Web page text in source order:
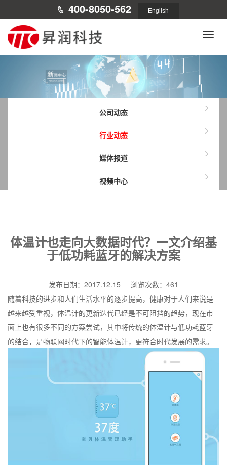
400-8050-562 English
Toggle
公司动态
行业动态
媒体报道
视频中心
体温计也走向大数据时代？一文介绍基
于低功耗蓝牙的解决方案
发布日期：2017.12.15 浏览次数：461
随着科技的进步和人们生活水平的逐步提高，健康对于人们来说是
越来越受重视，体温计的更新迭代已经是不可阻挡的趋势，现在市
面上也有很多不同的方案尝试，其中将传统的体温计与低功耗蓝牙
的结合，是物联网时代下的智能体温计，更符合时代发展的需求。